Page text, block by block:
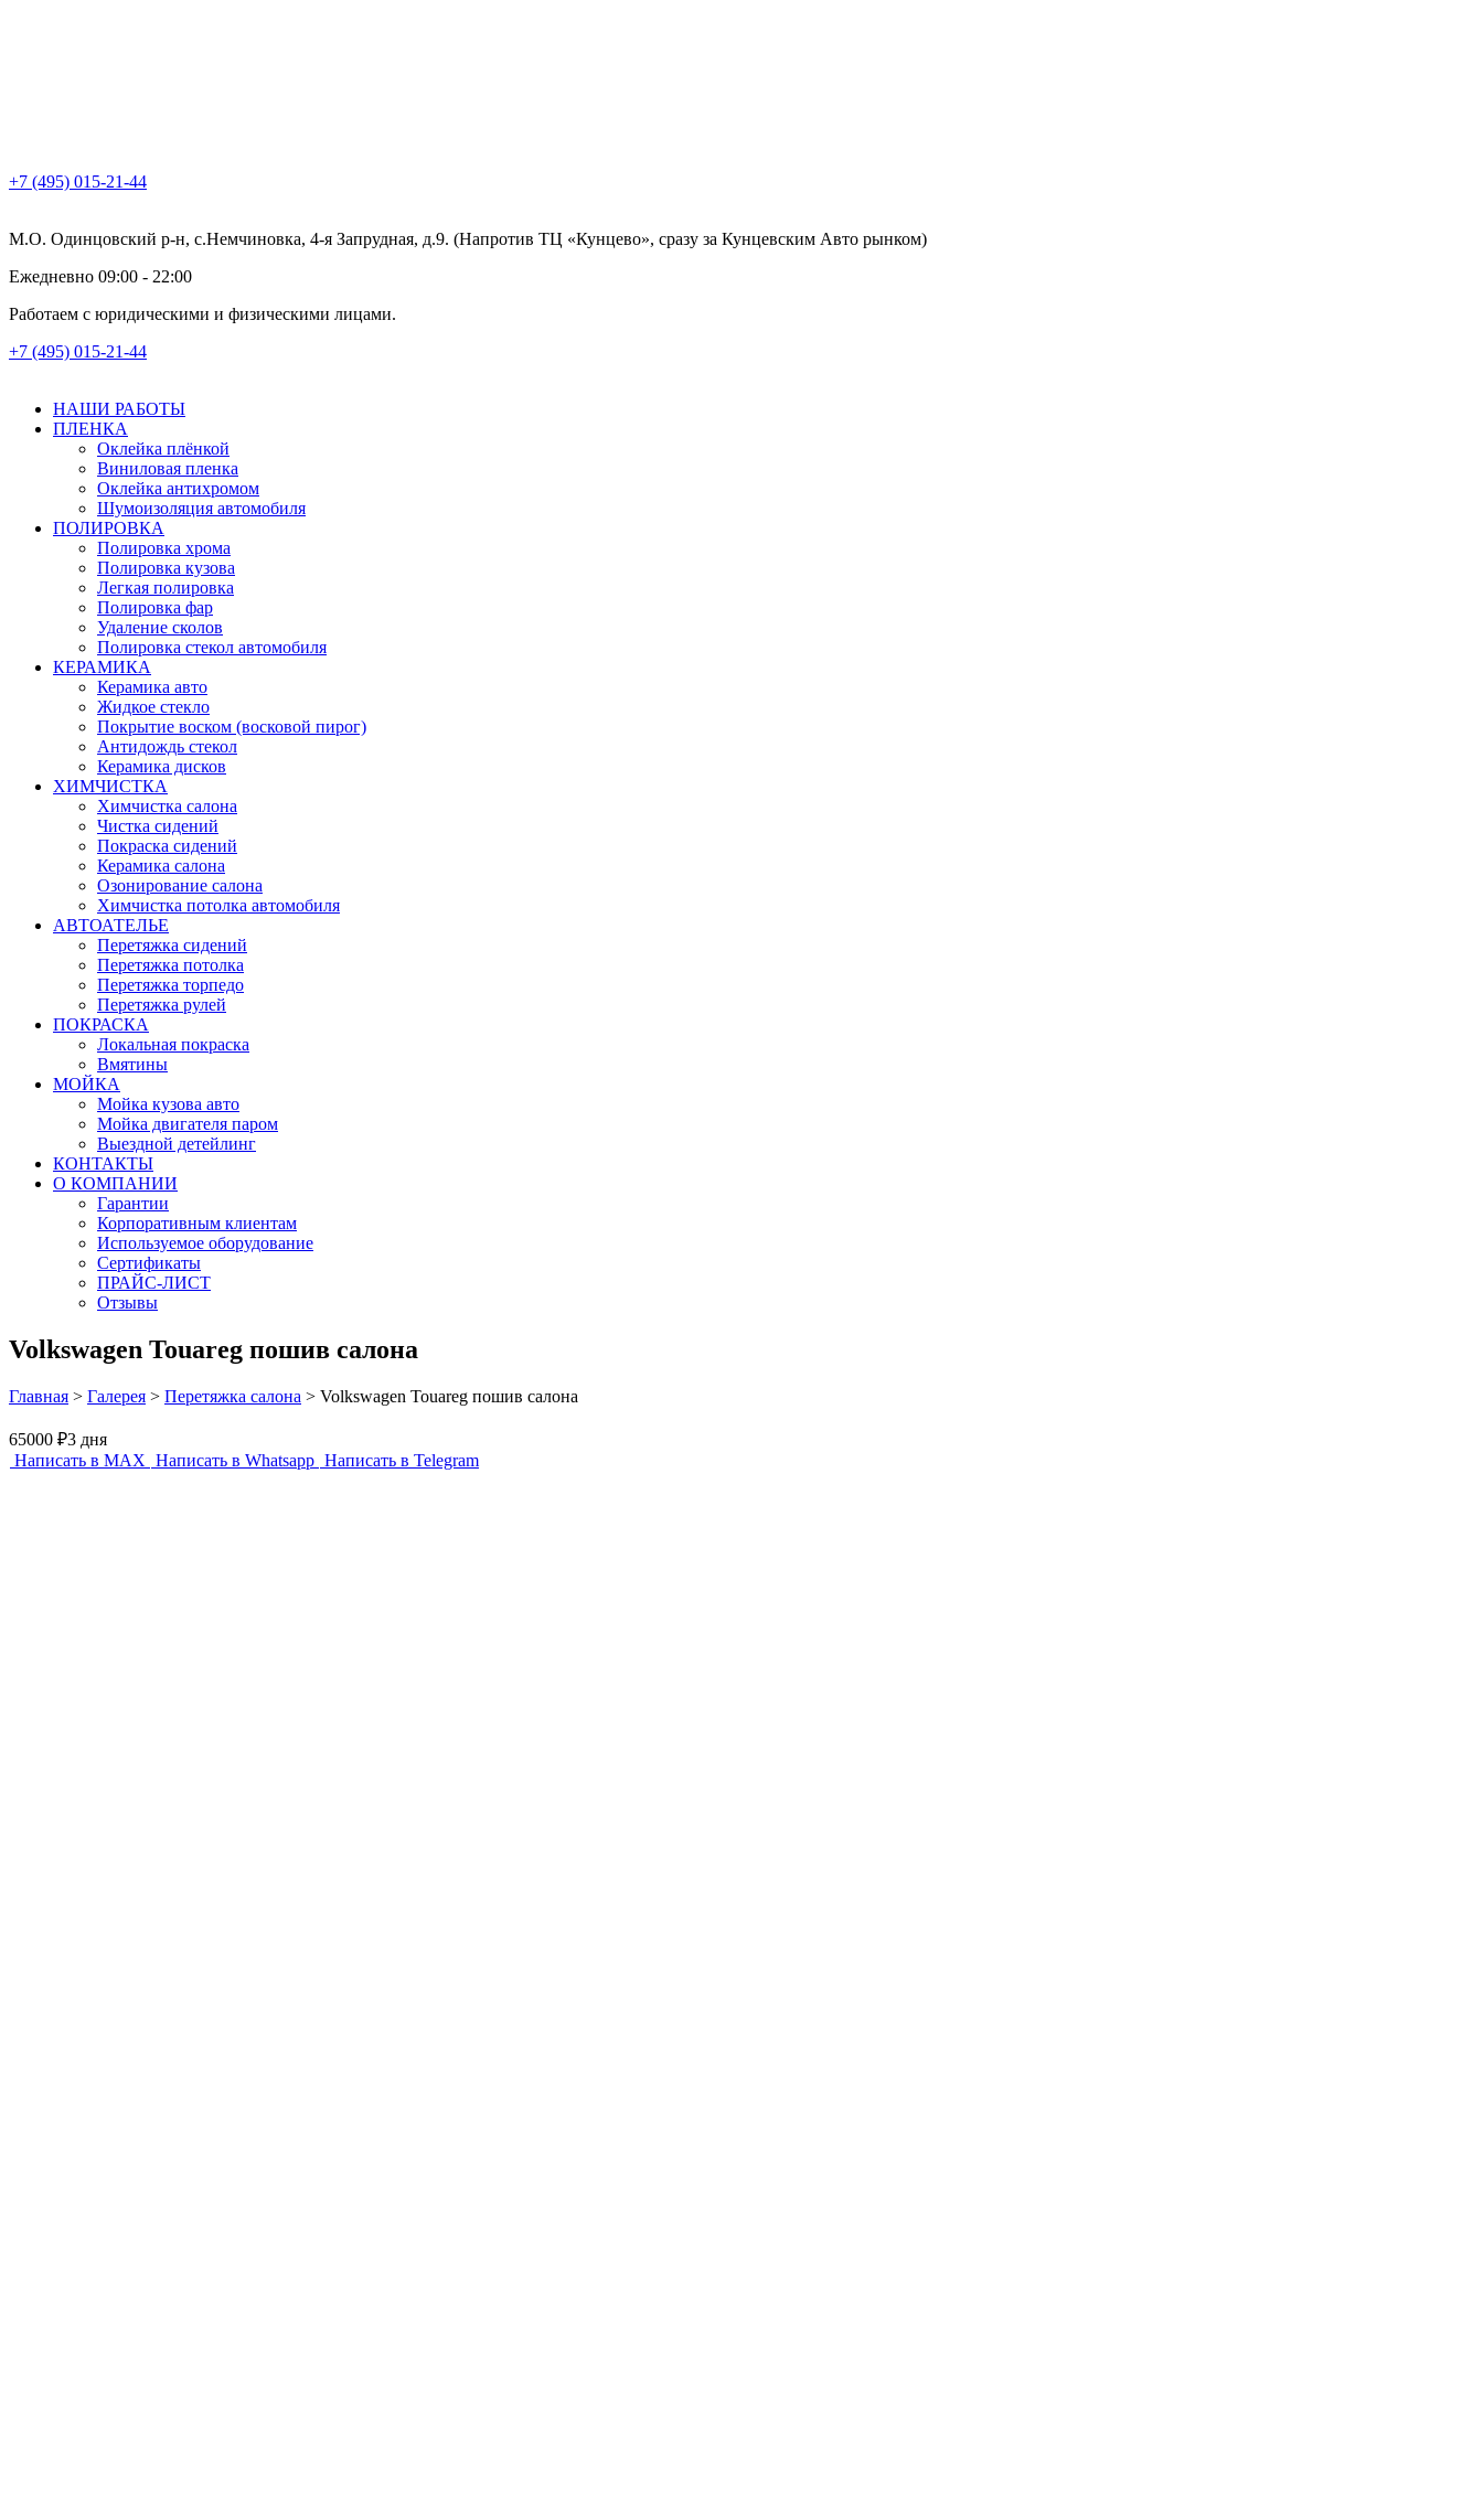
+7 (495) 015-21-44
М.О. Одинцовский р-н, с.Немчиновка, 4-я Запрудная, д.9. (Напротив ТЦ «Кунцево», сразу за Кунцевским Авто рынком)
Ежедневно 09:00 - 22:00
Работаем с юридическими и физическими лицами.
+7 (495) 015-21-44
НАШИ РАБОТЫ
ПЛЕНКА
Оклейка плёнкой
Виниловая пленка
Оклейка антихромом
Шумоизоляция автомобиля
ПОЛИРОВКА
Полировка хрома
Полировка кузова
Легкая полировка
Полировка фар
Удаление сколов
Полировка стекол автомобиля
КЕРАМИКА
Керамика авто
Жидкое стекло
Покрытие воском (восковой пирог)
Антидождь стекол
Керамика дисков
ХИМЧИСТКА
Химчистка салона
Чистка сидений
Покраска сидений
Керамика салона
Озонирование салона
Химчистка потолка автомобиля
АВТОАТЕЛЬЕ
Перетяжка сидений
Перетяжка потолка
Перетяжка торпедо
Перетяжка рулей
ПОКРАСКА
Локальная покраска
Вмятины
МОЙКА
Мойка кузова авто
Мойка двигателя паром
Выездной детейлинг
КОНТАКТЫ
О КОМПАНИИ
Гарантии
Корпоративным клиентам
Используемое оборудование
Сертификаты
ПРАЙС-ЛИСТ
Отзывы
Volkswagen Touareg пошив салона
Главная > Галерея > Перетяжка салона > Volkswagen Touareg пошив салона
65000 ₽3 дня
Написать в MAX Написать в Whatsapp Написать в Telegram